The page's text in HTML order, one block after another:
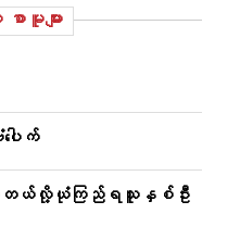
မူများ
ေါက်
ယ်လို့ယုံကြည်ရသူနှစ်ဦး